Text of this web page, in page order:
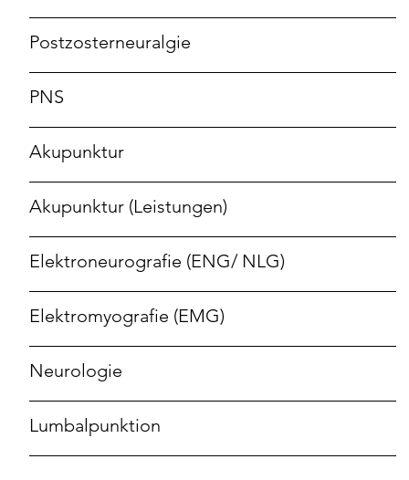
Postzosterneuralgie
PNS
Akupunktur
Akupunktur (Leistungen)
Elektroneurografie (ENG/ NLG)
Elektromyografie (EMG)
Neurologie
Lumbalpunktion